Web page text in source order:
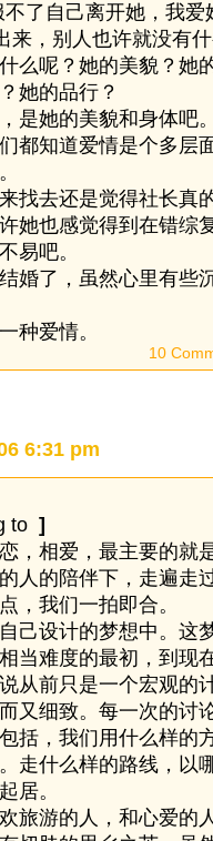
了自己离开她，我
，别人也许就没有什
呢？她的美貌？她
她的品行？
她的美貌和身体吧
知道爱情是个多层
去还是觉得社长真
她也感觉得到在错综
易吧。
了，虽然心里有些
爱情。
10
6:31 pm
to ]
，相爱，最主要的就
人的陪伴下，走遍走
，我们一拍即合。
己设计的梦想中。这
当难度的最初，到现
从前只是一个宏观的
又细致。每一次的讨
括，我们用什么样的
走什么样的路线，以
居。
旅游的人，和心爱的